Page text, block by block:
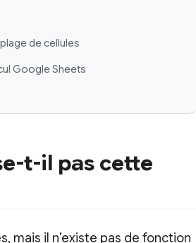
de cellules
Google Sheets
t-il pas cette
mais il n’existe pas de fonction